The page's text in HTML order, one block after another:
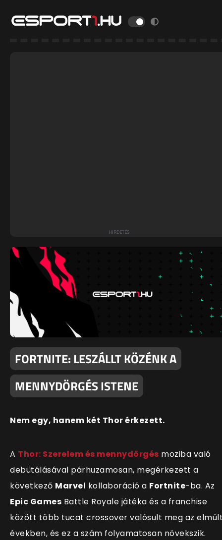
FORTNITE: LESZÁLLT KÖZÉNK A
MENNYDÖRGÉS ISTENE
Nem egy, hanem két Thor érkezett.
A Thor: Szerelem és mennydörgés moziba való
debütálásával párhuzamosan, megérkezett a
következő Marvel kollaboráció a Fortnite-ba. Az
Epic Games Battle Royale játéka és a franchise
között több tucat crossover valósult meg az
években, és ez a szám folyamatosan növekszik.